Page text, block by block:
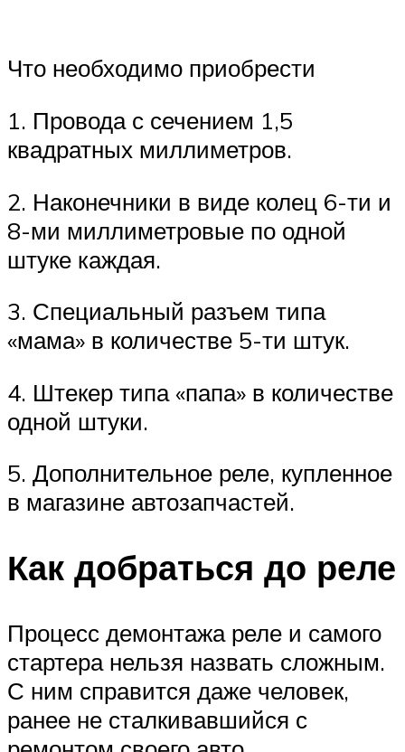
Что необходимо приобрести
1. Провода с сечением 1,5
квадратных миллиметров.
2. Наконечники в виде колец 6-ти и
8-ми миллиметровые по одной
штуке каждая.
3. Специальный разъем типа
«мама» в количестве 5-ти штук.
4. Штекер типа «папа» в количестве
одной штуки.
5. Дополнительное реле, купленное
в магазине автозапчастей.
Как добраться до реле
Процесс демонтажа реле и самого
стартера нельзя назвать сложным.
С ним справится даже человек,
ранее не сталкивавшийся с